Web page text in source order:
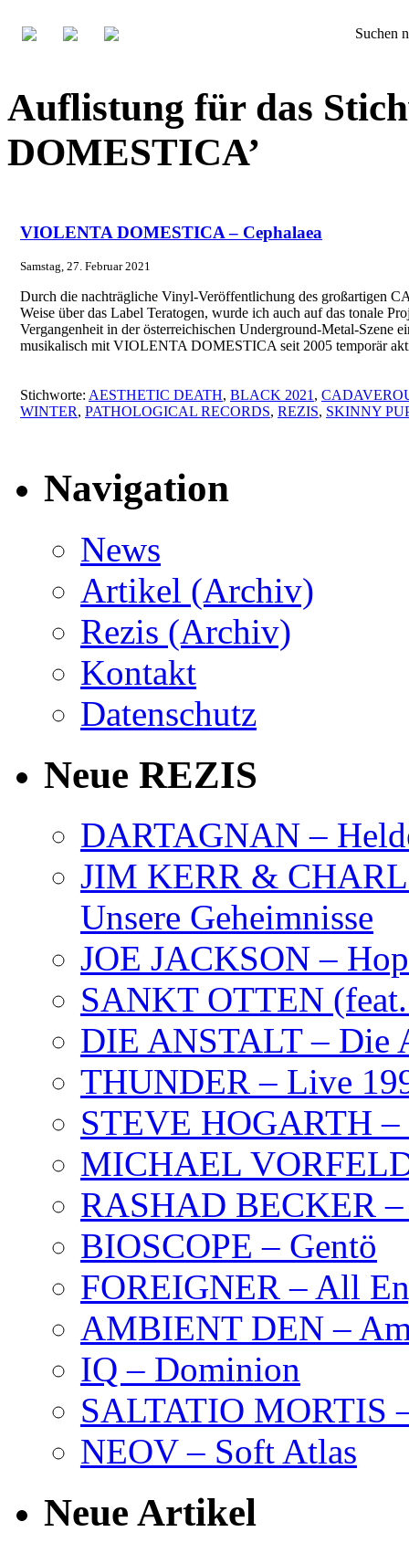
Suchen
Auflistung für das
DOMESTICA’
VIOLENTA DOMESTICA – Cephalaea
Samstag, 27. Februar 2021
Durch die nachträgliche Vinyl-Veröffentlichung des großartigen
Weise über das Label Teratogen, wurde ich auch auf das tonale
Vergangenheit in der österreichischen Underground-Metal-Szene
musikalisch mit VIOLENTA DOMESTICA seit 2005 temporär
Stichworte: AESTHETIC DEATH, BLACK 2021 ,
WINTER, PATHOLOGICAL RECORDS, REZIS, SKINNY
Navigation
News
Artikel (Archiv)
Rezis (Archiv)
Kontakt
Datenschutz
Neue REZIS
DARTAGNAN –
JIM KERR &
Unsere Geheimnisse
JOE JACKSON –
SANKT OTTEN
DIE ANSTALT – Die
THUNDER – Live
STEVE HOGARTH –
MICHAEL
RASHAD BECKER
BIOSCOPE – Gentö
FOREIGNER – All
AMBIENT DEN –
IQ – Dominion
SALTATIO MORTIS
NEOV – Soft Atlas
Neue Artikel